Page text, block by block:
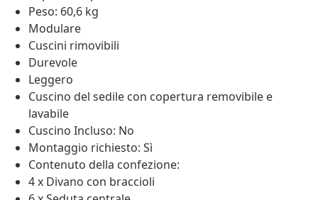
Peso: 60,6 kg
Modulare
Cuscini rimovibili
Durevole
Leggero
Cuscino del sedile con copertura removibile e
lavabile
Cuscino Incluso: No
Montaggio richiesto: Sì
Contenuto della confezione:
4 x Divano con braccioli